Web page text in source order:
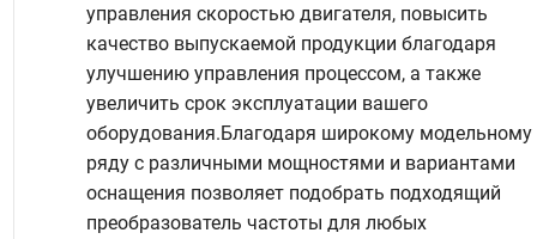
управления скоростью двигателя, повысить
качество выпускаемой продукции благодаря
улучшению управления процессом, а также
увеличить срок эксплуатации вашего
оборудования.Благодаря широкому модельному
ряду с различными мощностями и вариантами
оснащения позволяет подобрать подходящий
преобразователь частоты для любых